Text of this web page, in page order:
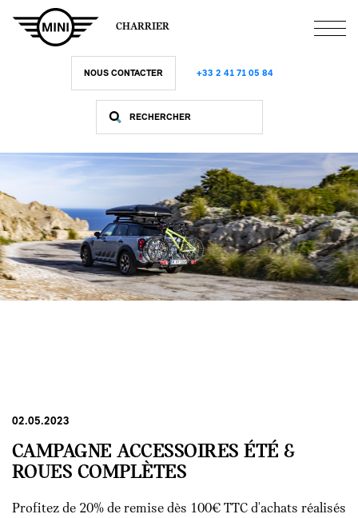
contenu
CHARRIER
NOUS CONTACTER +33 2 41 71 05 84
02.05.2023
CAMPAGNE ACCESSOIRES ÉTÉ &
ROUES COMPLÈTES
Profitez de 20% de remise dès 100€ TTC d'achats réalisés